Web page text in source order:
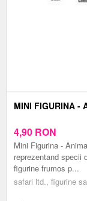
MINI FIGURINA -
4,90 RON
Mini Figurina -
reprezentand specii
figurine frumos p...
safari ltd., figurine